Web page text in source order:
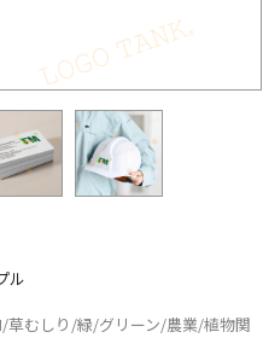
ル
草むしり/緑/グリーン/農業/植物関